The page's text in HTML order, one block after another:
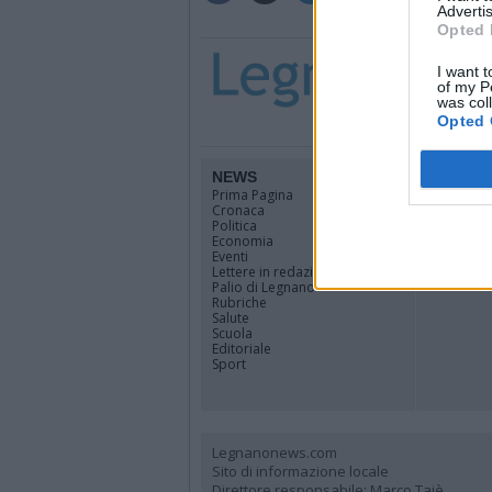
Opted
I want
of my
was
Opted
NEWS
Prima Pagina
Cronaca
Politica
Economia
Eventi
Lettere in redazione
Palio di Legnano
Rubriche
Salute
Scuola
Editoriale
Sport
Legnano
Alto
Legnanonews.com
Sito di informazione locale